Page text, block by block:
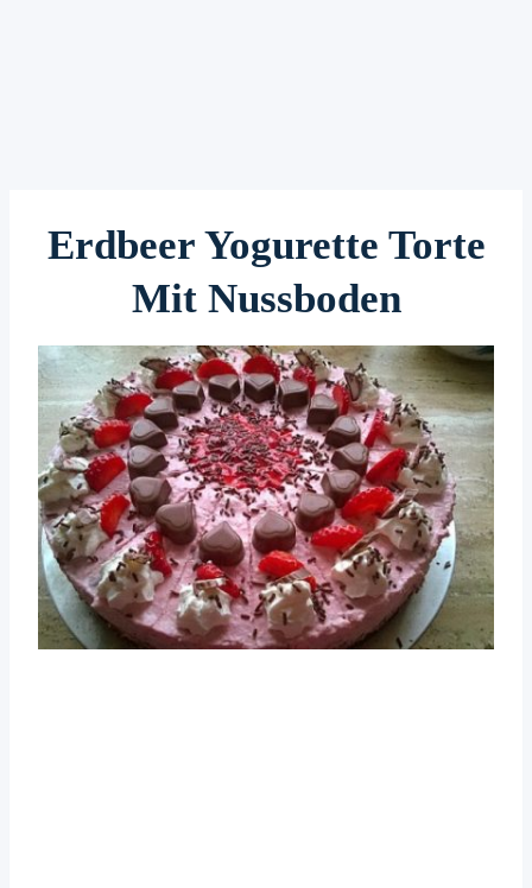
Erdbeer Yogurette Torte
Mit Nussboden